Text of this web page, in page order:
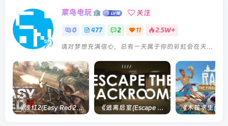
菜鸟电玩 关注
0 477 2 11 2.5W+
请对梦想充满信心，总有一天属于你的彩虹会在天空微笑
《浅红2(Easy Red 2)》[v1.5.0] 整合全部淞沪会战-南京保卫战等DLCs 《逃离后室(Escape the Backrooms)》[Build 28012024]联机版